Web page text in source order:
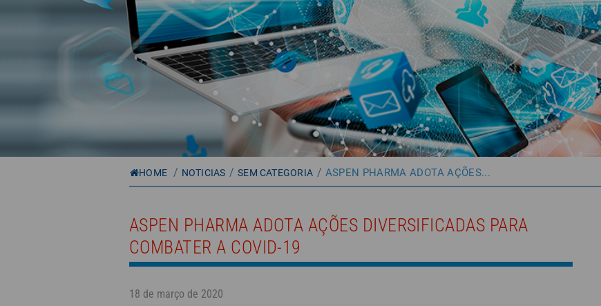
HOME / NOTICIAS / SEM CATEGORIA / ASPEN PHARMA ADOTA AÇÕES...
ASPEN PHARMA ADOTA AÇÕES DIVERSIFICADAS PARA
COMBATER A COVID-19
18 de março de 2020